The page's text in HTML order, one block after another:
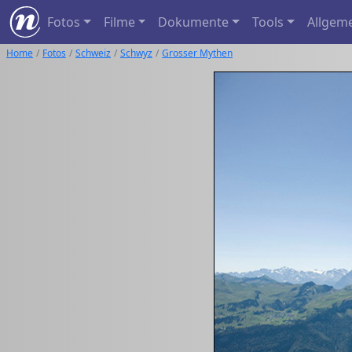
Fotos Filme Dokumente Tools
Home Fotos Schweiz Schwyz Grosser Mythen